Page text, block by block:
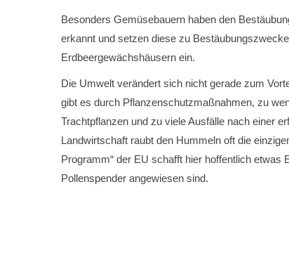
Besonders Gemüsebauern haben den
erkannt und setzen diese zu
Erdbeergewächshäusern ein.
Die Umwelt verändert sich nicht gerade zum
gibt es durch Pflanzenschutzmaßnahmen, zu
Trachtpflanzen und zu viele Ausfälle nach einer
Landwirtschaft raubt den Hummeln oft die
Programm“ der EU schafft hier hoffentlich
Pollenspender angewiesen sind.